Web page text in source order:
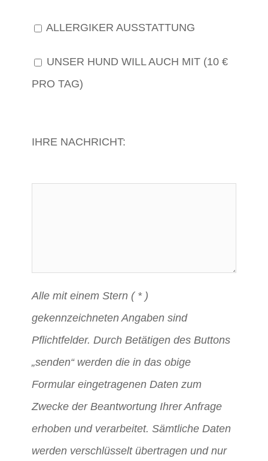
ALLERGIKER AUSSTATTUNG
UNSER HUND WILL AUCH MIT (10 €
PRO TAG)
IHRE NACHRICHT:
Alle mit einem Stern ( * )
gekennzeichneten Angaben sind
Pflichtfelder. Durch Betätigen des Buttons
„senden“ werden die in das obige
Formular eingetragenen Daten zum
Zwecke der Beantwortung Ihrer Anfrage
erhoben und verarbeitet. Sämtliche Daten
werden verschlüsselt übertragen und nur